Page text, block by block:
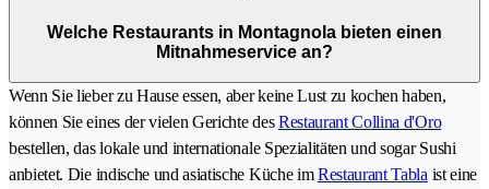
Welche Restaurants in Montagnola bieten einen
Mitnahmeservice an?
Wenn Sie lieber zu Hause essen, aber keine Lust zu kochen haben,
können Sie eines der vielen Gerichte desRestaurant Collina d'Oro
bestellen, das lokale und internationale Spezialitäten und sogar Sushi
anbietet. Die indische und asiatische Küche imRestaurant Tabla ist eine